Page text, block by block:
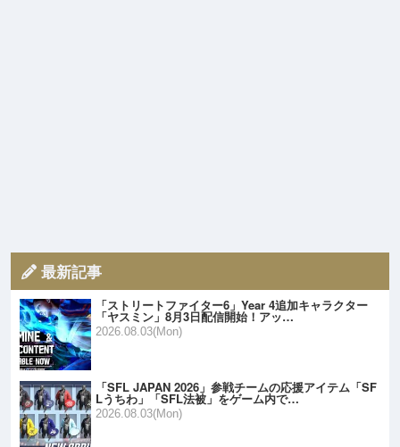
最新記事
「ストリートファイター6」Year 4追加キャラクター
「ヤスミン」8月3日配信開始！アッ…
2026.08.03(Mon)
「SFL JAPAN 2026」参戦チームの応援アイテム「SF
Lうちわ」「SFL法被」をゲーム内で…
2026.08.03(Mon)